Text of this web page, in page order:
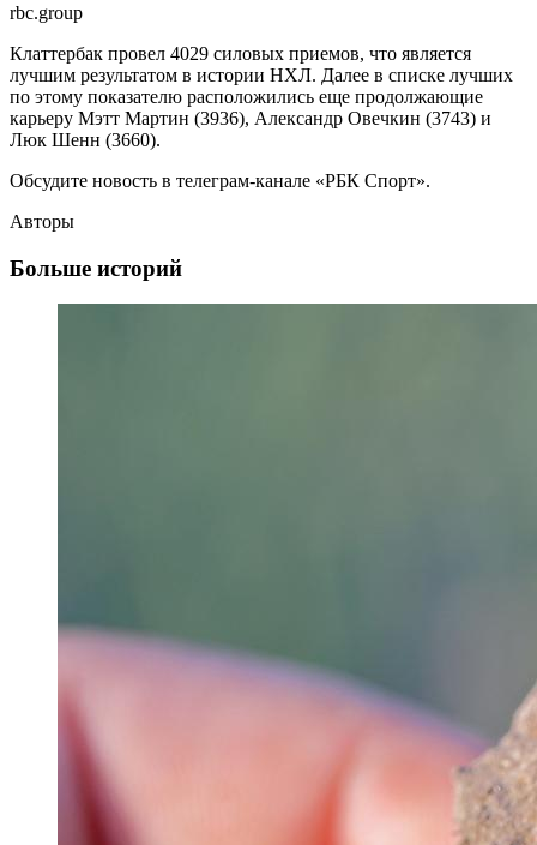
rbc.group
Клаттербак провел 4029 силовых приемов, что является
лучшим результатом в истории НХЛ. Далее в списке лучших
по этому показателю расположились еще продолжающие
карьеру Мэтт Мартин (3936), Александр Овечкин (3743) и
Люк Шенн (3660).
Обсудите новость в телеграм-канале «РБК Спорт».
Авторы
Больше историй